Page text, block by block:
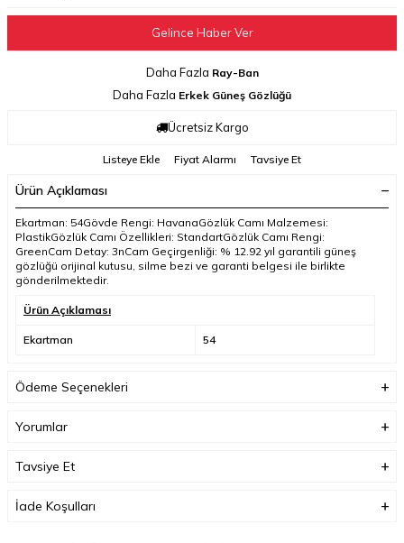
Gelince Haber Ver
Daha Fazla Ray-Ban
Daha Fazla Erkek Güneş Gözlüğü
Ücretsiz Kargo
Listeye Ekle Fiyat Alarmı Tavsiye Et
Ürün Açıklaması
Ekartman: 54Gövde Rengi: HavanaGözlük Camı Malzemesi:
PlastikGözlük Camı Özellikleri: StandartGözlük Camı Rengi:
GreenCam Detay: 3nCam Geçirgenliği: % 12.92 yıl garantili güneş
gözlüğü orijinal kutusu, silme bezi ve garanti belgesi ile birlikte
gönderilmektedir.
Ürün Açıklaması
Ekartman 54
Ödeme Seçenekleri
Yorumlar
Tavsiye Et
İade Koşulları